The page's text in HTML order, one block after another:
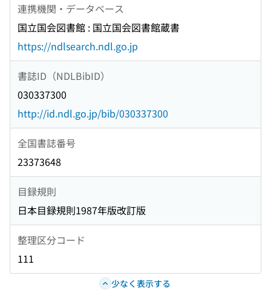
連携機関・データベース
国立国会図書館 : 国立国会図書館蔵書
https://ndlsearch.ndl.go.jp
書誌ID（NDLBibID）
030337300
http://id.ndl.go.jp/bib/030337300
全国書誌番号
23373648
目録規則
日本目録規則1987年版改訂版
整理区分コード
111
少なく表示する